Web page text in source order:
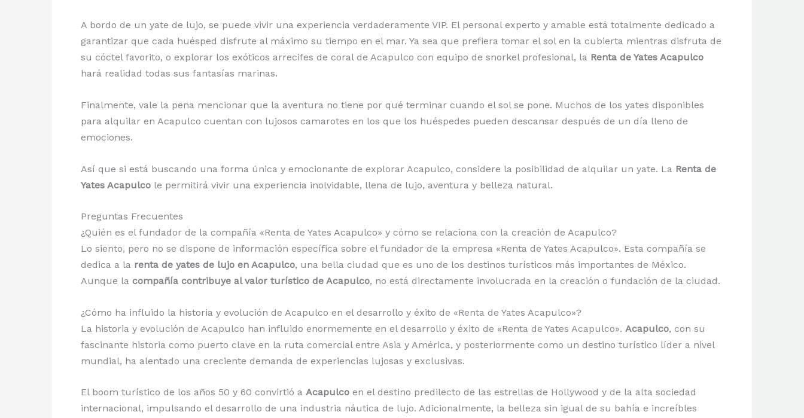
A bordo de un yate de lujo, se puede vivir una experiencia verdaderamente VIP. El personal experto y amable está totalmente dedicado a
garantizar que cada huésped disfrute al máximo su tiempo en el mar. Ya sea que prefiera tomar el sol en la cubierta mientras disfruta de
su cóctel favorito, o explorar los exóticos arrecifes de coral de Acapulco con equipo de snorkel profesional, la Renta de Yates Acapulco
hará realidad todas sus fantasías marinas.
Finalmente, vale la pena mencionar que la aventura no tiene por qué terminar cuando el sol se pone. Muchos de los yates disponibles
para alquilar en Acapulco cuentan con lujosos camarotes en los que los huéspedes pueden descansar después de un día lleno de
emociones.
Así que si está buscando una forma única y emocionante de explorar Acapulco, considere la posibilidad de alquilar un yate. La Renta de
Yates Acapulco le permitirá vivir una experiencia inolvidable, llena de lujo, aventura y belleza natural.
Preguntas Frecuentes
¿Quién es el fundador de la compañía «Renta de Yates Acapulco» y cómo se relaciona con la creación de Acapulco?
Lo siento, pero no se dispone de información específica sobre el fundador de la empresa «Renta de Yates Acapulco». Esta compañía se
dedica a la renta de yates de lujo en Acapulco, una bella ciudad que es uno de los destinos turísticos más importantes de México.
Aunque la compañía contribuye al valor turístico de Acapulco, no está directamente involucrada en la creación o fundación de la ciudad.
¿Cómo ha influido la historia y evolución de Acapulco en el desarrollo y éxito de «Renta de Yates Acapulco»?
La historia y evolución de Acapulco han influido enormemente en el desarrollo y éxito de «Renta de Yates Acapulco». Acapulco, con su
fascinante historia como puerto clave en la ruta comercial entre Asia y América, y posteriormente como un destino turístico líder a nivel
mundial, ha alentado una creciente demanda de experiencias lujosas y exclusivas.
El boom turístico de los años 50 y 60 convirtió a Acapulco en el destino predilecto de las estrellas de Hollywood y de la alta sociedad
internacional, impulsando el desarrollo de una industria náutica de lujo. Adicionalmente, la belleza sin igual de su bahía e increíbles